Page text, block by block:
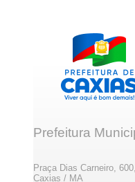
Prefeitura
Praça Dias Carneiro,
Caxias / MA